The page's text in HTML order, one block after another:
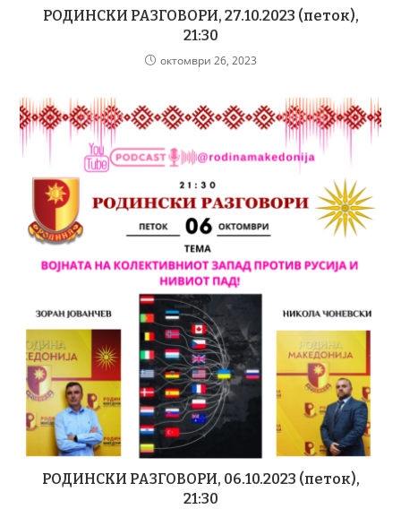
РОДИНСКИ РАЗГОВОРИ, 27.10.2023 (петок),
21:30
октомври 26, 2023
РОДИНСКИ РАЗГОВОРИ, 06.10.2023 (петок),
21:30